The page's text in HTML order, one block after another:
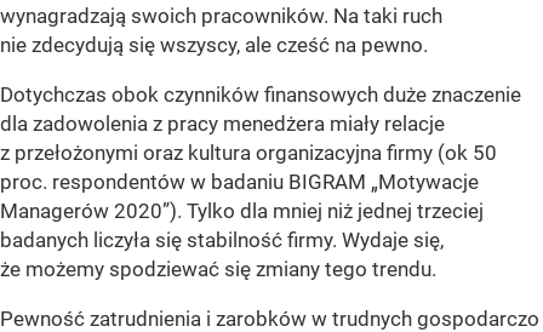
wynagradzają swoich pracowników. Na taki ruch
nie zdecydują się wszyscy, ale cześć na pewno.
Dotychczas obok czynników finansowych duże znaczenie
dla zadowolenia z pracy menedżera miały relacje
z przełożonymi oraz kultura organizacyjna firmy (ok 50
proc. respondentów w badaniu BIGRAM „Motywacje
Managerów 2020”). Tylko dla mniej niż jednej trzeciej
badanych liczyła się stabilność firmy. Wydaje się,
że możemy spodziewać się zmiany tego trendu.
Pewność zatrudnienia i zarobków w trudnych gospodarczo